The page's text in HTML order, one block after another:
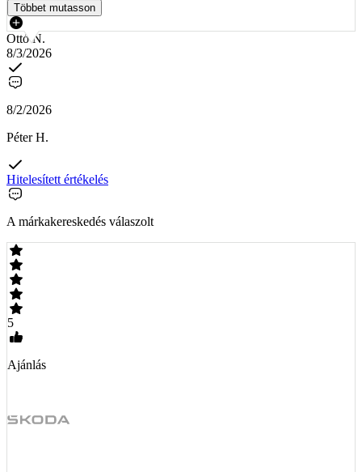
Többet mutasson
Ottó N.
8/3/2026
8/2/2026
Péter H.
Hitelesített értékelés
A márkakereskedés válaszolt
5
Ajánlás